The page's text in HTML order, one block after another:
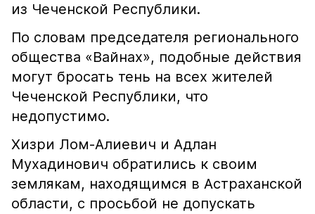
из Чеченской Республики.
По словам председателя регионального
общества «Вайнах», подобные действия
могут бросать тень на всех жителей
Чеченской Республики, что
недопустимо.
Хизри Лом-Алиевич и Адлан
Мухадинович обратились к своим
землякам, находящимся в Астраханской
области, с просьбой не допускать